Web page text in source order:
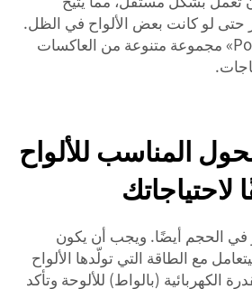
لو كانت بعض الألواح في الظل.
العاكسات
المناسب للألواح
في الحجم أيضًا. ويجب أن يكون
مع الطاقة التي تولّدها الألواح
الكهربائية (بالواط) للألوحة وتأكد